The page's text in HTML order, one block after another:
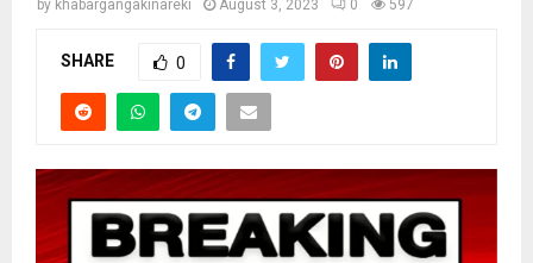
by khabargangakinareki August 3, 2023 0 597
SHARE 0